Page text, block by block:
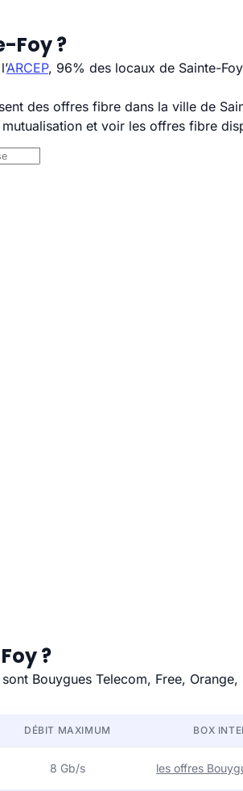
Foy ?
ARCEP, 96% des locaux de Sainte-
des offres fibre dans la ville de
et voir les offres fibre
?
Bouygues Telecom, Free, Orange,
DÉBIT MAXIMUM BOX
8 Gb/s les offres